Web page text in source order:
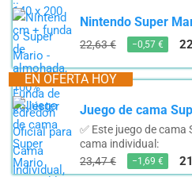
22,63 € −0,57 €
EN OFERTA HOY
✅ Este juego de cama
cama individual:
23,47 €
−1,69 €